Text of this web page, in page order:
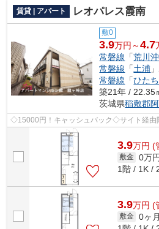
賃貸 | アパート レオパレス霞南
敷0
3.9万円～4.7
常磐線 「荒川沖
常磐線 「土浦
常磐線 「ひた
築21年 / 22.35
茨城県稲敷郡
◇15000円！キャッシュバック◇サイト経由
3.9万円 (
敷金 0万円
1階 / 1K /
3.9万円 (
敷金 0ヶ月